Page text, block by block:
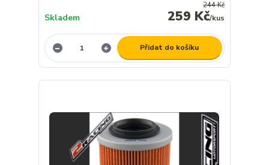
244 Kč
259 Kč/kus
Skladem
Přidat do košíku